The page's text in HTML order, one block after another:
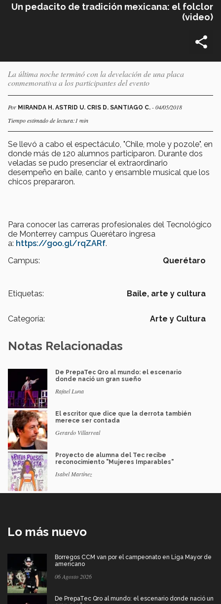
Un pedacito de tradición mexicana: el folclor
(video)
La última noche terminó con la develación de una placa
conmemorativa a los participantes del evento
Por MIRANDA H. ASTRID U. CRIS D. SANTIAGO C. - 04/05/2018
Tiempo estimado de lectura:1 min
Se llevó a cabo el espectáculo, "Chile, mole y pozole", en
donde más de 120 alumnos participaron. Durante dos
veladas se pudo presenciar el extraordinario
desempeño en baile, canto y ensamble musical que los
chicos prepararon.
Para conocer las carreras profesionales del Tecnológico
de Monterrey campus Querétaro ingresa
a: https://goo.gl/rqZARf.
Campus:
Querétaro
Etiquetas: Baile, arte y cultura
Categoría: Arte y Cultura
Notas Relacionadas
De PrepaTec Qro al mundo: el escenario
donde nació un gran sueño
Rafael Luna
El escritor que dice que la derrota también
merece ser contada
Gerardo Villarreal
Proyecto de alumna del Tec recibe
reconocimiento "Mujeres Imparables"
Isabel Martínez
Lo más nuevo
Borregos CCM van por el campeonato en Liga Mayor de
americano
06 Agosto 2026
De PrepaTec Qro al mundo: el escenario donde nació un